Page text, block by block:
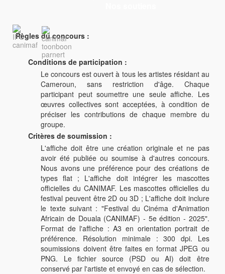
Règles du concours :
Conditions de participation :
Le concours est ouvert à tous les artistes résidant au
Cameroun, sans restriction d'âge.
Chaque
participant peut soumettre une seule affiche. Les
œuvres collectives sont acceptées, à condition de
préciser les contributions de chaque membre du
groupe.
Critères de soumission :
L'affiche doit être une création originale et ne pas
avoir été publiée ou soumise à d'autres concours.
Nous avons une préférence pour des créations de
types flat ; L'affiche doit intégrer les mascottes
officielles du CANIMAF. Les mascottes officielles du
festival peuvent être 2D ou 3D ; L'affiche doit inclure
le texte suivant : "Festival du Cinéma d'Animation
Africain de Douala (CANIMAF) - 5e édition - 2025".
Format de l'affiche : A3 en orientation portrait de
préférence.
Résolution minimale : 300 dpi.
Les
soumissions doivent être faites en format JPEG ou
PNG. Le fichier source (PSD ou AI) doit être
conservé par l'artiste et envoyé en cas de sélection.